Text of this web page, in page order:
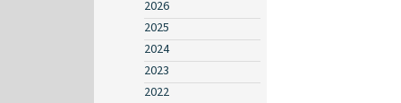
2026
2025
2024
2023
2022